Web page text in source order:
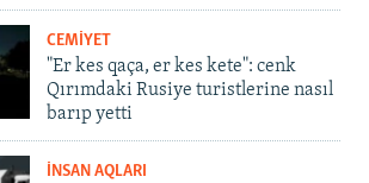
CEMİYET
"Er kes qaça, er kes kete": cenk
Qırımdaki Rusiye turistlerine nasıl
barıp yetti
İNSAN AQLARI